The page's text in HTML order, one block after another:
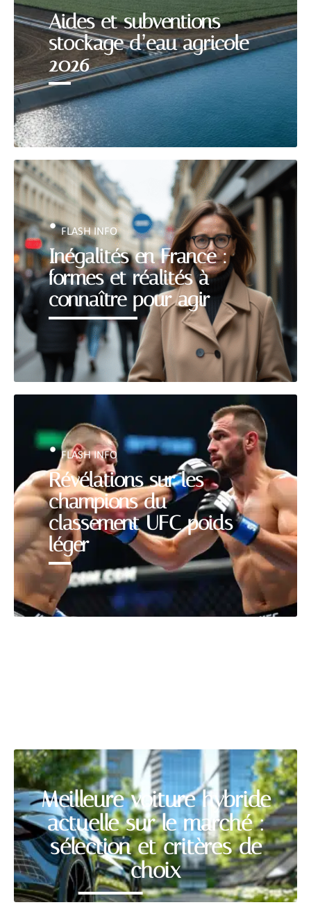
Aides et subventions
stockage d’eau agricole
2026
Inégalités en France :
formes et réalités à
connaître pour agir
FLASH INFO
Révélations sur les
champions du
classement UFC poids
léger
FLASH INFO
Meilleure voiture hybride
actuelle sur le marché :
sélection et critères de
choix